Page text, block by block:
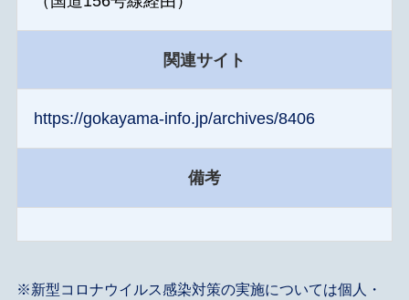
関連サイト
https://gokayama-info.jp/archives/8406
備考
※新型コロナウイルス感染対策の実施については個人・